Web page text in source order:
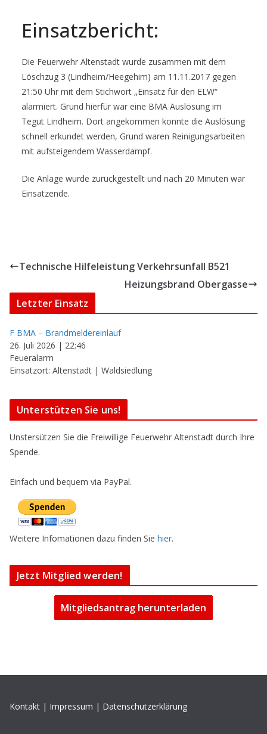
Einsatzbericht:
Die Feuerwehr Altenstadt wurde zusammen mit dem
Löschzug 3 (Lindheim/Heegehim) am 11.11.2017 gegen
21:50 Uhr mit dem Stichwort „Einsatz für den ELW“
alarmiert. Grund hierfür war eine BMA Auslösung im
Tegut Lindheim. Dort angekommen konnte die Auslösung
schnell erkundet werden, Grund waren Reinigungsarbeiten
mit aufsteigendem Wasserdampf.
Die Anlage wurde zurückgestellt und nach 20 Minuten war
Einsatzende.
Technische Hilfeleistung Verkehrsunfall B521
Heizungsbrand Obergasse
Letzter Einsatz
F BMA – Brandmeldereinlauf
26. Juli 2026 | 22:46
Feueralarm
Einsatzort: Altenstadt | Waldsiedlung
Unterstützen Sie uns!
Unstersützen Sie die Freiwillige Feuerwehr Altenstadt durch Ihre
Spende.
Einfach und bequem via PayPal.
Weitere Infomationen dazu finden Sie hier.
Jetzt Mitglied werden!
Mitgliedsantrag herunterladen
Kontakt | Impressum | Datenschutzerklärung